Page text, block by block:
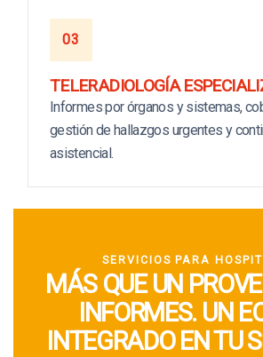
03
TELERADIOLOGÍA
Informes por órganos y sistemas,
gestión de hallazgos urgentes y
asistencial.
SERVICIOS PARA
MÁS QUE UN
INFORMES. UN
INTEGRADO EN TU